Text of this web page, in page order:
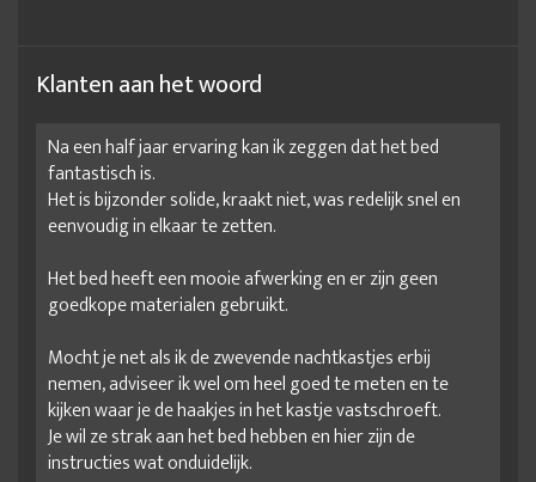
Klanten aan het woord
Na een half jaar ervaring kan ik zeggen dat het bed
fantastisch is.
Het is bijzonder solide, kraakt niet, was redelijk snel en
eenvoudig in elkaar te zetten.
Het bed heeft een mooie afwerking en er zijn geen
goedkope materialen gebruikt.
Mocht je net als ik de zwevende nachtkastjes erbij
nemen, adviseer ik wel om heel goed te meten en te
kijken waar je de haakjes in het kastje vastschroeft.
Je wil ze strak aan het bed hebben en hier zijn de
instructies wat onduidelijk.